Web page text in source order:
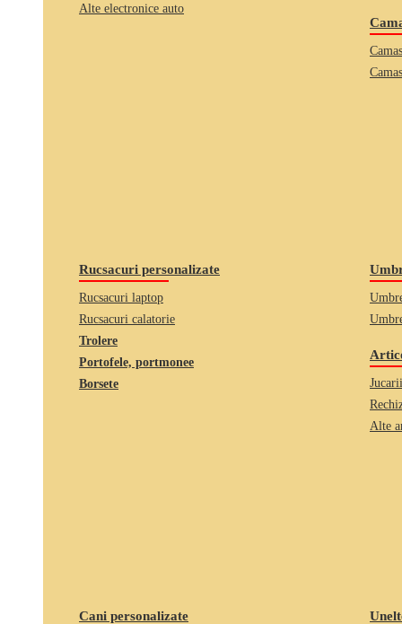
Alte electronice auto
Rucsacuri personalizate
Rucsacuri laptop
Rucsacuri calatorie
Trolere
Portofele, portmonee
Borsete
Jucarii
Alte
Cani personalizate